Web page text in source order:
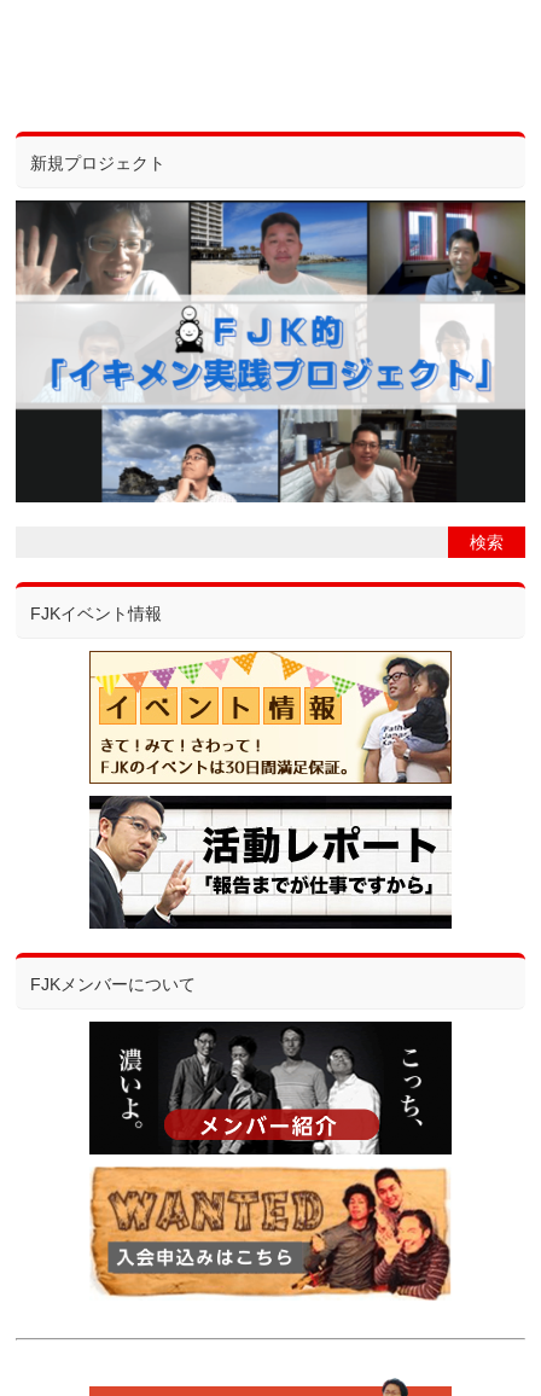
新規プロジェクト
FJKイベント情報
FJKメンバーについて